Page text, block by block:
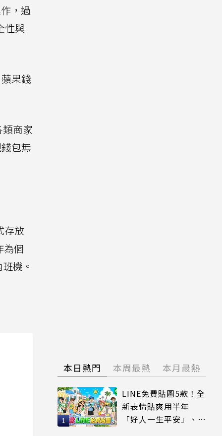
，過
性與
果錢
商家
包無
存放
為個
機。
本日熱門 本周最熱 本月最熱
LINE免費貼圖5款！全
新表情貼爽用半年
「好人一生平安」、